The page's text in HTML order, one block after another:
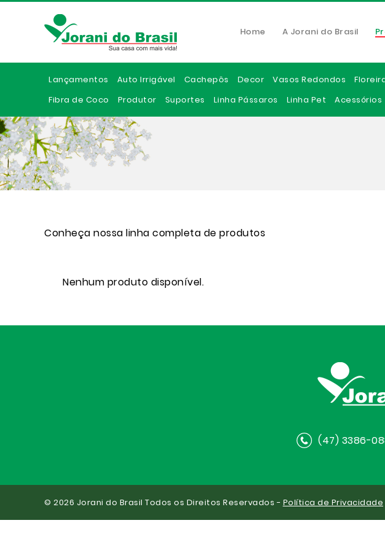
Home A Jorani do Brasil
Lançamentos Auto Irrigável Cachepôs Decor Vasos Redondos
Fibra de Coco
Produtor Suportes Linha Pássaros Linha Pet Acessórios
Conheça nossa linha completa de produtos
Nenhum produto disponível.
(47) 3386-
© 2026 Jorani do Brasil Todos os Direitos Reservados - Política de Privacidade